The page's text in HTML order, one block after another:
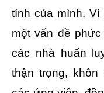
tính của mình.
một vấn đề
các nhà huấn
thận trọng, khôn